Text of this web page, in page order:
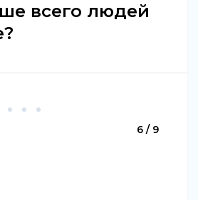
всего людей
6 / 9